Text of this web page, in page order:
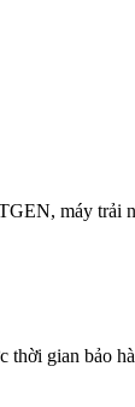
máy
thời gian bảo